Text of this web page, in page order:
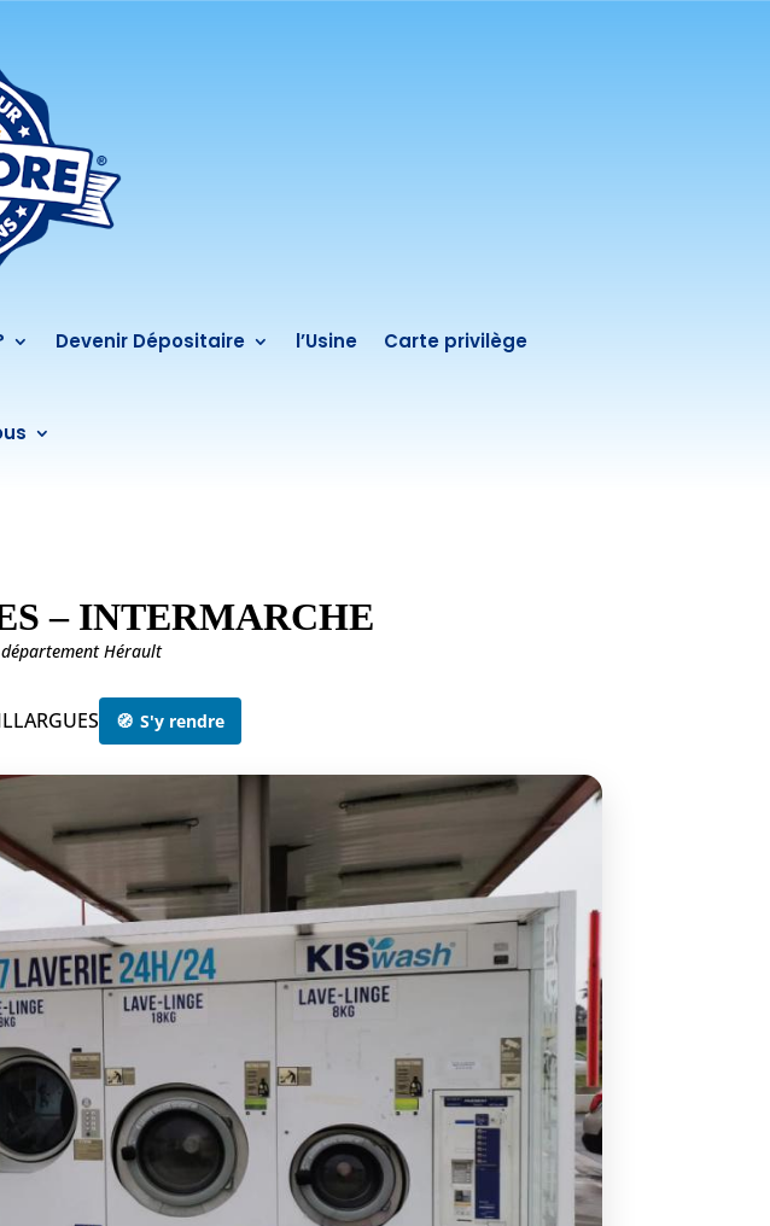
Devenir Dépositaire l’Usine Carte privilège
– INTERMARCHE
Hérault
🧭 S'y rendre